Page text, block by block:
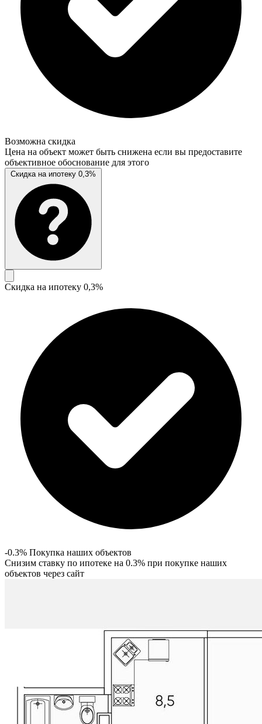
Возможна скидка
Цена на объект может быть снижена если вы предоставите
объективное обоснование для этого
Скидка на ипотеку 0,3%
Скидка на ипотеку 0,3%
-0.3% Покупка наших объектов
Снизим ставку по ипотеке на 0.3% при покупке наших
объектов через сайт